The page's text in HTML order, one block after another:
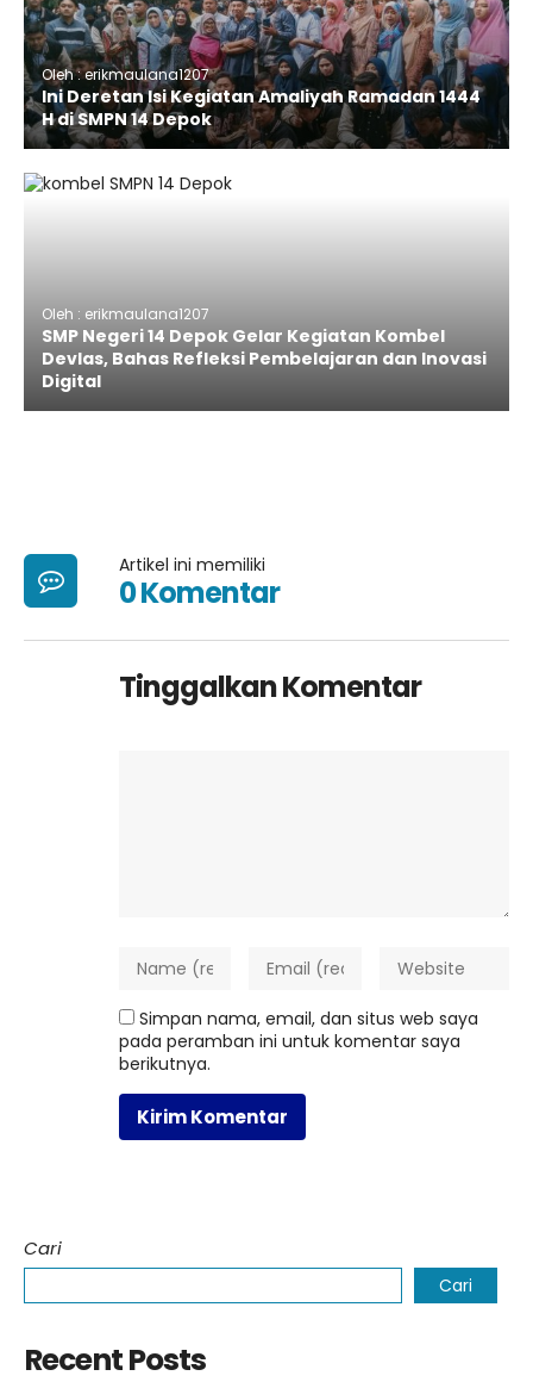
Oleh : erikmaulana1207
Ini Deretan Isi Kegiatan Amaliyah Ramadan 1444
H di SMPN 14 Depok
Oleh : erikmaulana1207
SMP Negeri 14 Depok Gelar Kegiatan Kombel
Devlas, Bahas Refleksi Pembelajaran dan Inovasi
Digital
Artikel ini memiliki
0 Komentar
Tinggalkan Komentar
Simpan nama, email, dan situs web saya
pada peramban ini untuk komentar saya
berikutnya.
Cari
Cari
Recent Posts